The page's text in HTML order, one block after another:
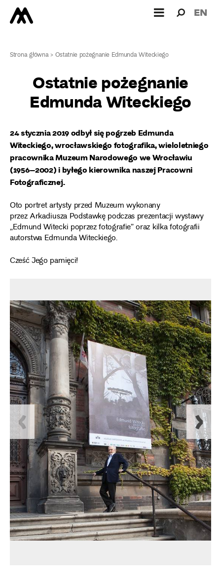
dla: EN
Strona główna>Ostatnie pożegnanie Edmunda Witeckiego
Ostatnie pożegnanie
Edmunda Witeckiego
24 stycznia 2019 odbył się pogrzeb Edmunda
Witeckiego, wrocławskiego fotografika, wieloletniego
pracownika Muzeum Narodowego we Wrocławiu
(1956–2002) i byłego kierownika naszej Pracowni
Fotograficznej.
Oto portret artysty przed Muzeum wykonany
przez Arkadiusza Podstawkę podczas prezentacji wystawy
„Edmund Witecki poprzez fotografie” oraz kilka fotografii
autorstwa Edmunda Witeckiego.
Cześć Jego pamięci!